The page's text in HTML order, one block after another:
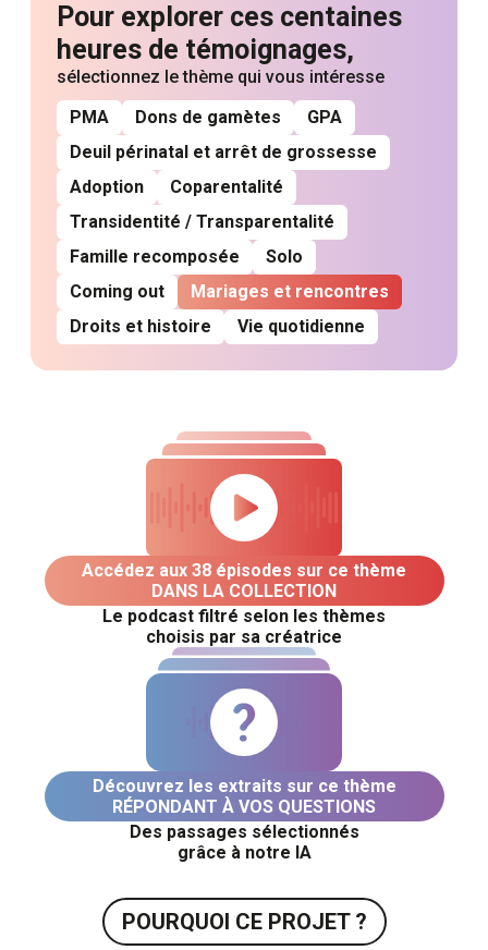
Pour explorer ces centaines
heures de témoignages,
sélectionnez le thème qui vous intéresse
PMA
Dons de gamètes
GPA
Deuil périnatal et arrêt de grossesse
Adoption
Coparentalité
Transidentité / Transparentalité
Famille recomposée
Solo
Coming out
Mariages et rencontres
Droits et histoire
Vie quotidienne
Accédez aux 38 épisodes sur ce thème
DANS LA COLLECTION
Le podcast filtré selon les thèmes
choisis par sa créatrice
Découvrez les extraits sur ce thème
RÉPONDANT À VOS QUESTIONS
Des passages sélectionnés
grâce à notre IA
POURQUOI CE PROJET ?